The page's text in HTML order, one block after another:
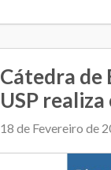
Cátedra de
USP
18 de Fevereiro de